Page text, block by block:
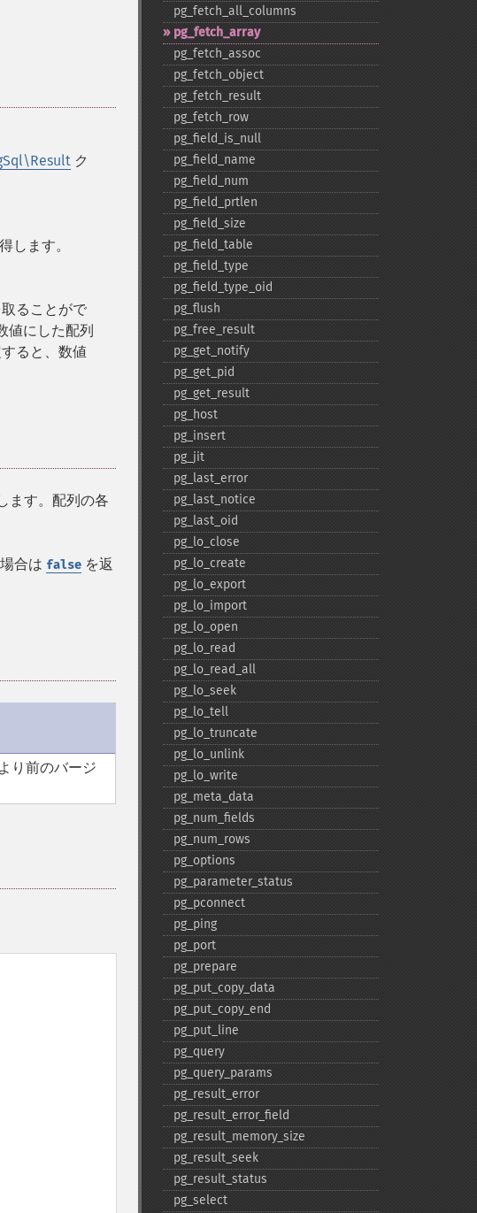
ク
します。
ることがで
値にした配列
ると、数値
ます。配列の各
合は false を返
り前のバージ
pg_​fetch_​all_​columns
pg_​fetch_​array
pg_​fetch_​assoc
pg_​fetch_​object
pg_​fetch_​result
pg_​fetch_​row
pg_​field_​is_​null
pg_​field_​name
pg_​field_​num
pg_​field_​prtlen
pg_​field_​size
pg_​field_​table
pg_​field_​type
pg_​field_​type_​oid
pg_​flush
pg_​free_​result
pg_​get_​notify
pg_​get_​pid
pg_​get_​result
pg_​host
pg_​insert
pg_​jit
pg_​last_​error
pg_​last_​notice
pg_​last_​oid
pg_​lo_​close
pg_​lo_​create
pg_​lo_​export
pg_​lo_​import
pg_​lo_​open
pg_​lo_​read
pg_​lo_​read_​all
pg_​lo_​seek
pg_​lo_​tell
pg_​lo_​truncate
pg_​lo_​unlink
pg_​lo_​write
pg_​meta_​data
pg_​num_​fields
pg_​num_​rows
pg_​options
pg_​parameter_​status
pg_​pconnect
pg_​ping
pg_​port
pg_​prepare
pg_​put_​copy_​data
pg_​put_​copy_​end
pg_​put_​line
pg_​query
pg_​query_​params
pg_​result_​error
pg_​result_​error_​field
pg_​result_​memory_​size
pg_​result_​seek
pg_​result_​status
pg_​select